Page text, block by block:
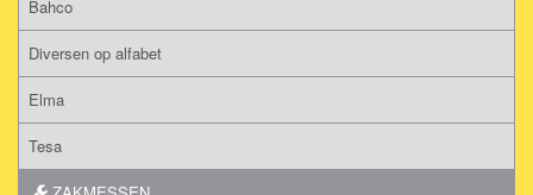
Bahco
Diversen op alfabet
Elma
Tesa